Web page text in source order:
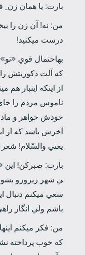
بارت: يا همان زن
من: نه! آن زن را
درست مي­كنيد!
به­احتمال قوي
كه آلت ذكوريتش
از اينكه اينبار هم
ناموس مردم را
خودش خواهر و
آخرش باشد كه از
يعني والسّلام! شعر
ي شهر زيرورو
سعي مي­كنم دنبال
باشم ولي انگار
من: فكر مي­كنم
كه خوب پرداخته